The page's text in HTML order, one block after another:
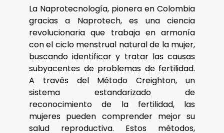
La Naprotecnología, pionera en Colombia
gracias a Naprotech, es una ciencia
revolucionaria que trabaja en armonía
con el ciclo menstrual natural de la mujer,
buscando identificar y tratar las causas
subyacentes de problemas de fertilidad.
A través del Método Creighton, un
sistema estandarizado de
reconocimiento de la fertilidad, las
mujeres pueden comprender mejor su
salud reproductiva. Estos métodos,